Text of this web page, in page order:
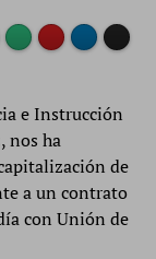
e Instrucción
nos ha
de
a un contrato
con Unión de